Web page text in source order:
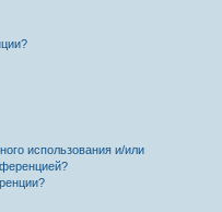
использования и/или